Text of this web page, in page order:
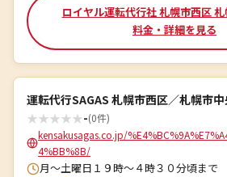
ロイヤル運転代行社 札幌市西区
料金・詳細を見る
運転代行SAGAS 札幌市西区／札幌市
★★★★★-(0件)
kensakusagas.co.jp/
4%BB%8B/
月～土曜日１９時～４時３０分頃まで